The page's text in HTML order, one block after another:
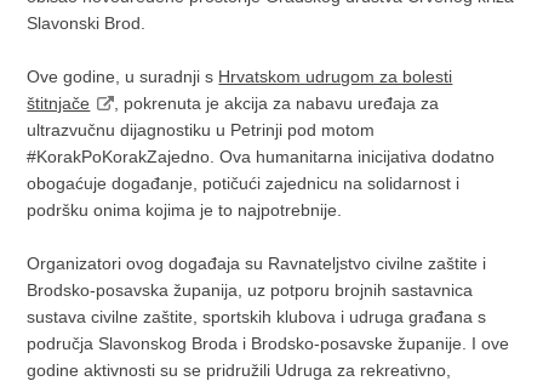
Slavonski Brod.
Ove godine, u suradnji s Hrvatskom udrugom za bolesti
štitnjače
, pokrenuta je akcija za nabavu uređaja za
ultrazvučnu dijagnostiku u Petrinji pod motom
#KorakPoKorakZajedno. Ova humanitarna inicijativa dodatno
obogaćuje događanje, potičući zajednicu na solidarnost i
podršku onima kojima je to najpotrebnije.
Organizatori ovog događaja su Ravnateljstvo civilne zaštite i
Brodsko-posavska županija, uz potporu brojnih sastavnica
sustava civilne zaštite, sportskih klubova i udruga građana s
područja Slavonskog Broda i Brodsko-posavske županije. I ove
godine aktivnosti su se pridružili Udruga za rekreativno,